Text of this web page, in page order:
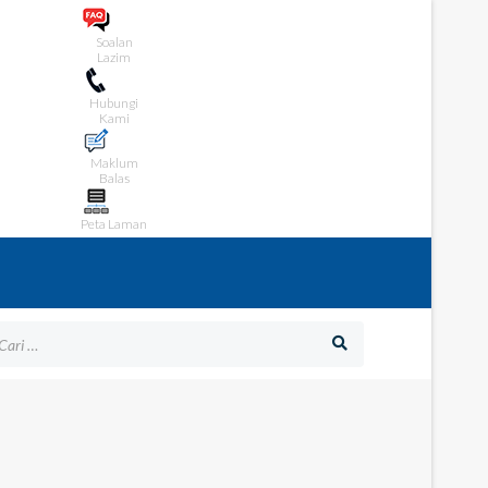
Soalan
Lazim
Hubungi
Kami
Maklum
Balas
Peta Laman